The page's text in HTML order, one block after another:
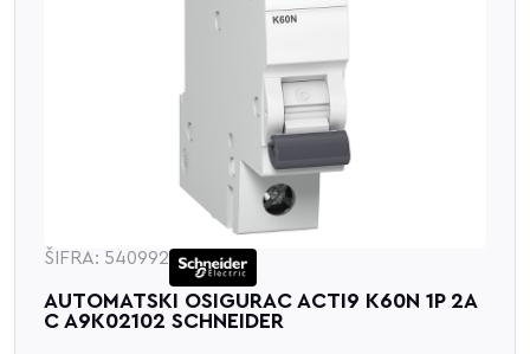
ŠIFRA: 540992
AUTOMATSKI OSIGURAC ACTI9 K60N 1P 2A
C A9K02102 SCHNEIDER